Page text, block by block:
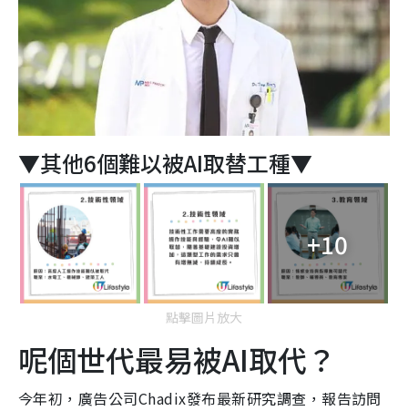
▼其他6個難以被AI取替工種▼
+10
點擊圖片放大
呢個世代最易被AI取代？
今年初，廣告公司Chadix發布最新研究調查，報告訪問